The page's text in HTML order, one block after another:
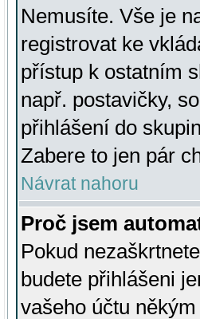
Nemusíte. Vše je
registrovat ke
přístup k ostatním
např. postavičky,
přihlášení do
Zabere to jen pár
Návrat nahoru
Proč jsem
Pokud
budete přihlášeni
vašeho účtu